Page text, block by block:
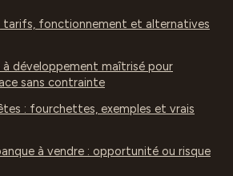
tarifs, fonctionnement et alternatives
à développement maîtrisé pour
sans contrainte
: fourchettes, exemples et vrais
à vendre : opportunité ou risque